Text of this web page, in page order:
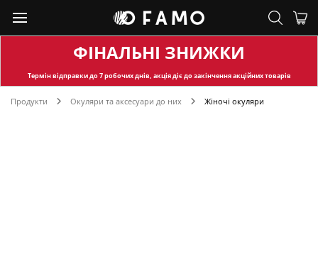
ФІНАЛЬНІ ЗНИЖКИ
Термін відправкидо 7 робочих днів, акція діє до закінчення акційних товарів
Продукти Окуляри та аксесуари до них Жіночі окуляри